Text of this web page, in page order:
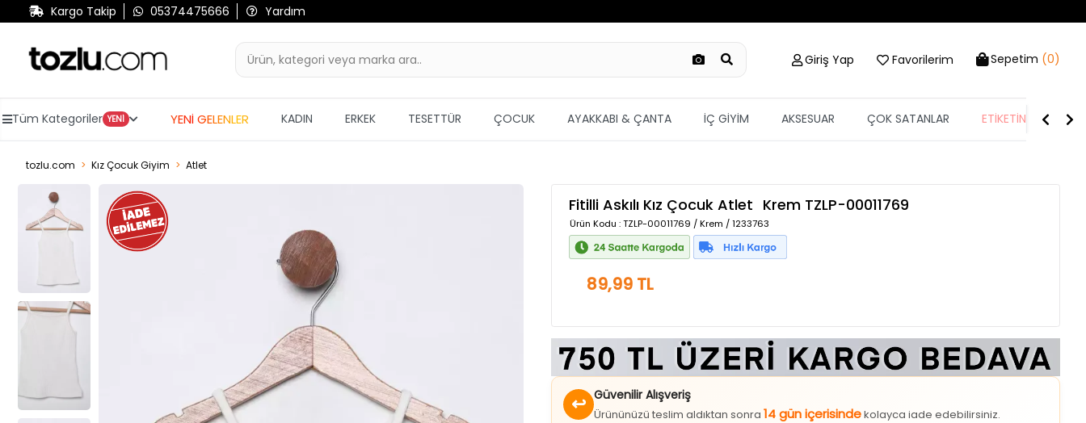
Kargo Takip 05374475666 Yardım
Giriş Yap Favorilerim Sepetim (0)
Tüm Kategoriler YENİ YENİ GELENLER KADIN ERKEK TESETTÜR ÇOCUK AYAKKABI & ÇANTA İÇ GİYİM AKSESUAR ÇOK SATANLAR ETİKETİN YARISI
tozlu.com Kız Çocuk Giyim Atlet
Fitilli Askılı Kız Çocuk Atlet Krem TZLP-00011769
Ürün Kodu : TZLP-00011769 / Krem / 1233763
89,99 TL
↩ Güvenilir Alışveriş
Ürününüzü teslim aldıktan sonra 14 gün içerisindekolayca iade edebilirsiniz.